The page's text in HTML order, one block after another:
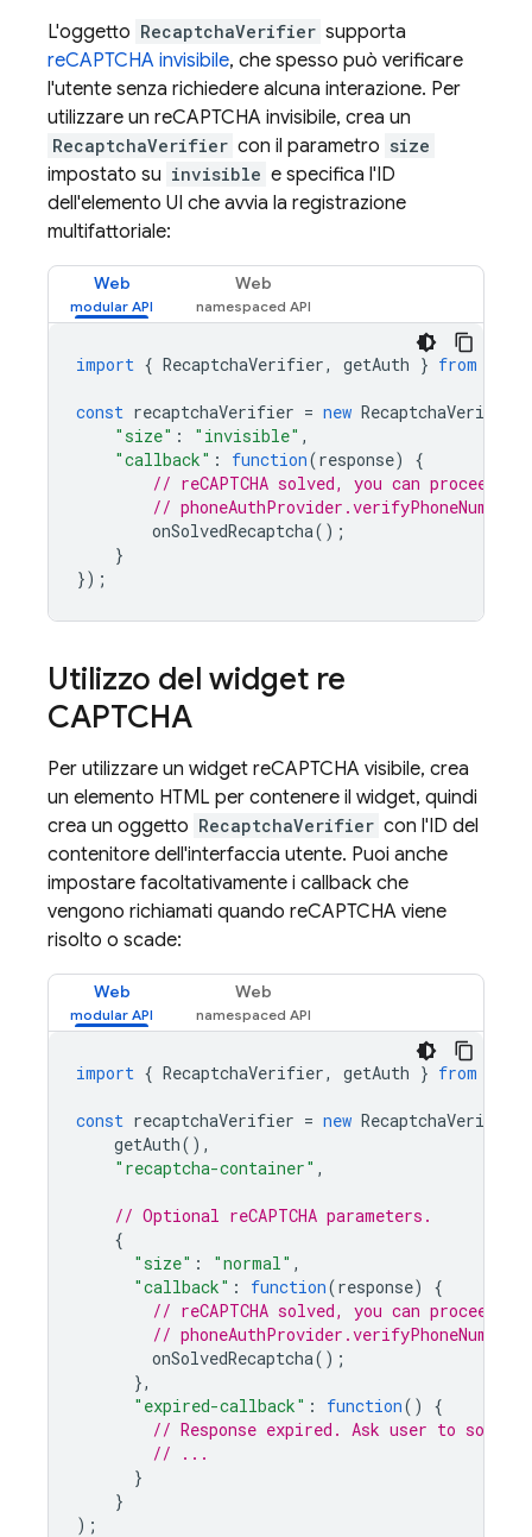
L'oggetto RecaptchaVerifier supporta
reCAPTCHA invisibile, che spesso può verificare
l'utente senza richiedere alcuna interazione. Per
utilizzare un reCAPTCHA invisibile, crea un
RecaptchaVerifier con il parametro size
impostato su invisible e specifica l'ID
dell'elemento UI che avvia la registrazione
multifattoriale:
Web Web
import { RecaptchaVerifier, getAuth } from
const recaptchaVerifier = new RecaptchaVerifier
"size" : "invisible" ,
"callback" : function(response)
{
// reCAPTCHA solved, you can proceed
//
onSolvedRecaptcha();
}
});
Utilizzo del widget re
CAPTCHA
Per utilizzare un widget reCAPTCHA visibile, crea
un elemento HTML per contenere il widget, quindi
crea un oggetto RecaptchaVerifier con l'ID del
contenitore dell'interfaccia utente. Puoi anche
impostare facoltativamente i callback che
vengono richiamati quando reCAPTCHA viene
risolto o scade:
Web Web
import { RecaptchaVerifier, getAuth } from
const recaptchaVerifier = new RecaptchaVerifier
getAuth(),
"recaptcha-container" ,
// Optional reCAPTCHA parameters.
{
"size" : "normal" ,
"callback" : function(response)
{
// reCAPTCHA solved, you can proceed
//
onSolvedRecaptcha();
},
"expired-callback" : function()
{
// Response expired. Ask user to solve
// ...
}
}
);